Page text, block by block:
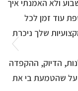
ולא האמנתי איך
עוד זמן לכל
שלך ניכרת
הדיוק, ההקפדה
על שהטמעת בי את